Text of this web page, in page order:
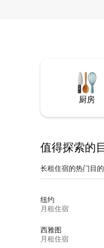
厨房
值得探索的
长租住宿的热门目
纽约
月租住宿
西雅图
月租住宿